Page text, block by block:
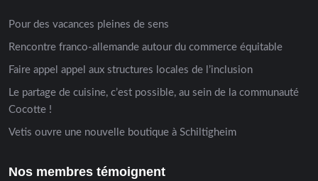
Pour des vacances pleines de sens
Rencontre franco-allemande autour du commerce équitable
Faire appel appel aux structures locales de l’inclusion
Le partage de cuisine, c’est possible, au sein de la communauté
Cocotte !
Vetis ouvre une nouvelle boutique à Schiltigheim
Nos membres témoignent